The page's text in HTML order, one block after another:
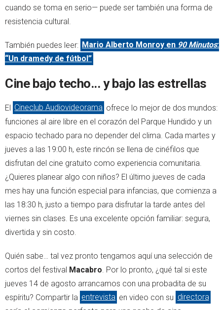
cuando se toma en serio— puede ser también una forma de
resistencia cultural.
También puedes leer: Mario Alberto Monroy en 90 Minutos:
“Un dramedy de fútbol”
Cine bajo techo... y bajo las estrellas
El Cineclub Audiovideorama ofrece lo mejor de dos mundos:
funciones al aire libre en el corazón del Parque Hundido y un
espacio techado para no depender del clima. Cada martes y
jueves a las 19:00 h, este rincón se llena de cinéfilos que
disfrutan del cine gratuito como experiencia comunitaria.
¿Quieres planear algo con niños? El último jueves de cada
mes hay una función especial para infancias, que comienza a
las 18:30 h, justo a tiempo para disfrutar la tarde antes del
viernes sin clases. Es una excelente opción familiar: segura,
divertida y sin costo.
Quién sabe… tal vez pronto tengamos aquí una selección de
cortos del festival Macabro . Por lo pronto, ¿qué tal si este
jueves 14 de agosto arrancamos con una probadita de su
espíritu? Compartir la entrevista en video con su directora